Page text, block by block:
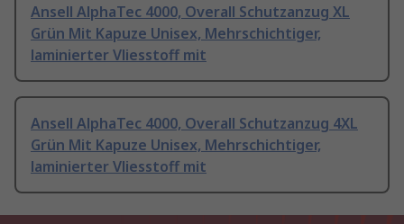
Ansell AlphaTec 4000, Overall Schutzanzug XL
Grün Mit Kapuze Unisex, Mehrschichtiger,
laminierter Vliesstoff mit
Ansell AlphaTec 4000, Overall Schutzanzug 4XL
Grün Mit Kapuze Unisex, Mehrschichtiger,
laminierter Vliesstoff mit